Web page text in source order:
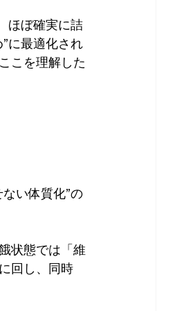
ほぼ確実に詰
に最適化され
こを理解した
い体質化”の
状態では「維
回し、同時